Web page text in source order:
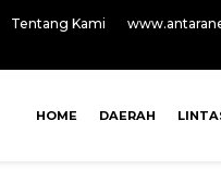
Tentang Kami
HOME DAERAH